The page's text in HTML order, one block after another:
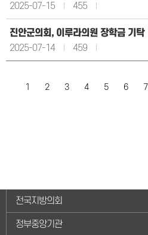
2025-07-15
455
진안군의회, 이루라의원 장학금 기탁
2025-07-14
459
1 2 3 4 5 6 7
전국지방의회
정부중앙기관